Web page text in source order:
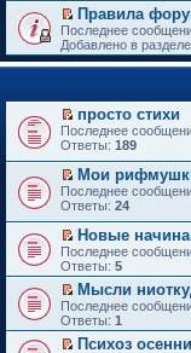
й
т
и
к
п
в
о
м
у
н
е
п
р
о
ч
и
т
а
н
н
о
м
П
е
р
е
т
и
к
п
р
в
о
м
у
н
е
п
р
о
ч
и
Правила
Последнее
Добавлено в разделе
П
е
е
й
т
и
к
п
е
р
в
о
м
у
н
просто стихи
Последнее
Ответы: 189
П
е
е
й
т
и
п
е
р
в
Мои
Последнее
Ответы: 24
П
е
р
е
й
т
и
к
Новые
Последнее
Ответы: 5
П
е
р
Мысли
Последнее
Ответы: 1
Психоз